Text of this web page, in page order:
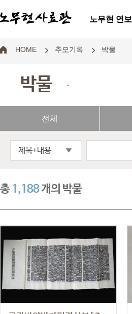
노무현 연보
HOME 추모기록 박물
박물 .
전체
제목+내용
총1,188개의 박물